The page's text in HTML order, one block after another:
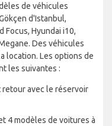
de véhicules
d'Istanbul,
Focus, Hyundai i10,
Des véhicules
location. Les options de
les suivantes :
retour avec le réservoir
4 modèles de voitures à